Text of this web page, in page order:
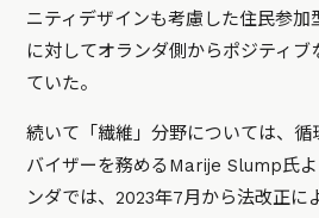
ニティデザインも考慮した住民参加
に対してオランダ側からポジティ
ていた。
続いて「繊維」分野については、循
バイザーを務めるMarije Slump氏
ンダでは、2023年7月から法改正に